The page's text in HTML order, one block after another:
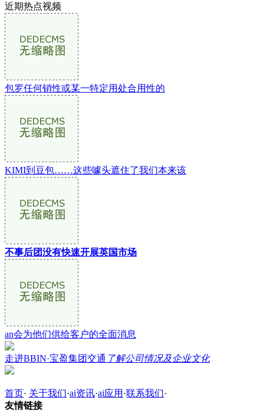
近期热点视频
包罗任何销性或某一特定用处合用性的
KIMI到豆包……这些噱头遮住了我们本来该
不事后团没有快速开展英国市场
an会为他们供给客户的全面消息
走进BBIN·宝盈集团交通 了解公司情况及企业文化
首页· 关于我们·ai资讯·ai应用 ·联系我们·
友情链接